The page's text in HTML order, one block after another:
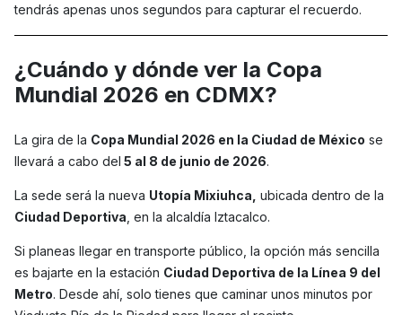
tendrás apenas unos segundos para capturar el recuerdo.
¿Cuándo y dónde ver la Copa
Mundial 2026 en CDMX?
La gira de la Copa Mundial 2026 en la Ciudad de México se
llevará a cabo del 5 al 8 de junio de 2026.
La sede será la nueva Utopía Mixiuhca, ubicada dentro de la
Ciudad Deportiva , en la alcaldía Iztacalco.
Si planeas llegar en transporte público, la opción más sencilla
es bajarte en la estación Ciudad Deportiva de la Línea 9 del
Metro. Desde ahí, solo tienes que caminar unos minutos por